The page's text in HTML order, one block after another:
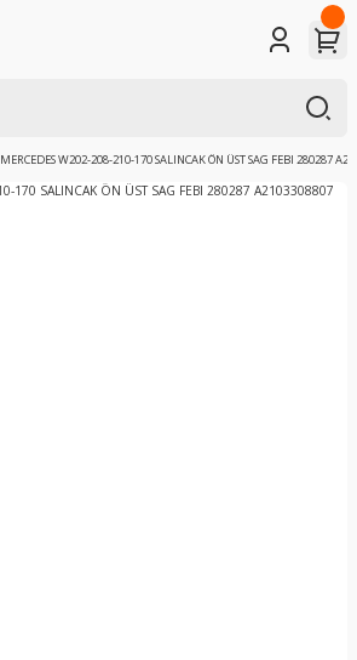
MERCEDES W202-208-210-170 SALINCAK ÖN ÜST SAG FEBI 280287